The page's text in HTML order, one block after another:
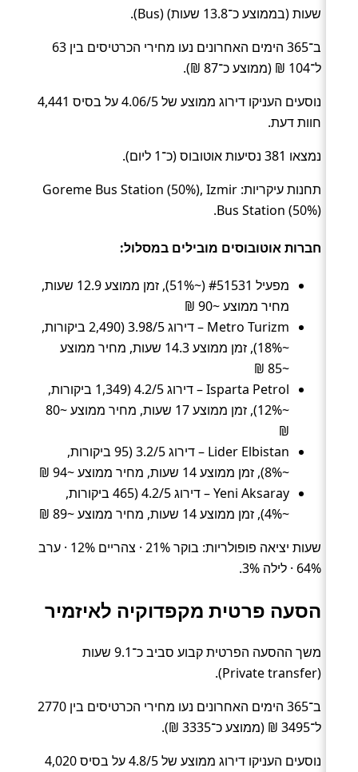
שעות (בממוצע כ־13.8 שעות) (Bus).
ב־365 הימים האחרונים נעו מחירי הכרטיסים בין 63
ל־104 ₪ (ממוצע כ־87 ₪).
נוסעים העניקו דירוג ממוצע של 4.06/5 על בסיס 4,441
חוות דעת.
נמצאו 381 נסיעות אוטובוס (כ־1 ליום).
תחנות עיקריות: Goreme Bus Station (50%), Izmir
Bus Station (50%).
חברות אוטובוסים מובילים במסלול:
מפעיל #51531 (~51%), זמן ממוצע 12.9 שעות,
מחיר ממוצע ~90 ₪
Metro Turizm – דירוג 3.98/5 (2,490 ביקורות,
~18%), זמן ממוצע 14.3 שעות, מחיר ממוצע
~85 ₪
Isparta Petrol – דירוג 4.2/5 (1,349 ביקורות,
~12%), זמן ממוצע 17 שעות, מחיר ממוצע ~80
₪
Lider Elbistan – דירוג 3.2/5 (95 ביקורות,
~8%), זמן ממוצע 14 שעות, מחיר ממוצע ~94 ₪
Yeni Aksaray – דירוג 4.2/5 (465 ביקורות,
~4%), זמן ממוצע 14 שעות, מחיר ממוצע ~89 ₪
שעות יציאה פופולריות: בוקר 21% · צהריים 12% · ערב
64% · לילה 3%.
הסעה פרטית מקפדוקיה לאיזמיר
משך ההסעה הפרטית קבוע סביב כ־9.1 שעות
(Private transfer).
ב־365 הימים האחרונים נעו מחירי הכרטיסים בין 2770
ל־3495 ₪ (ממוצע כ־3335 ₪).
נוסעים העניקו דירוג ממוצע של 4.8/5 על בסיס 4,020